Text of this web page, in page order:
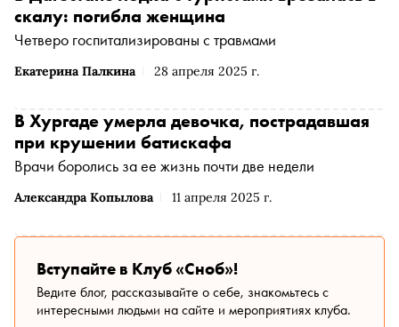
Екатерина Палкина 28 апреля 2025 г.
скалу: погибла женщина
Четверо госпитализированы с травмами
Александра Копылова 11 апреля 2025 г.
В Хургаде умерла девочка, пострадавшая
при крушении батискафа
Врачи боролись за ее жизнь почти две недели
Вступайте в Клуб «Сноб»!
Ведите блог, рассказывайте о себе, знакомьтесь с
интересными людьми на сайте и мероприятиях клуба.